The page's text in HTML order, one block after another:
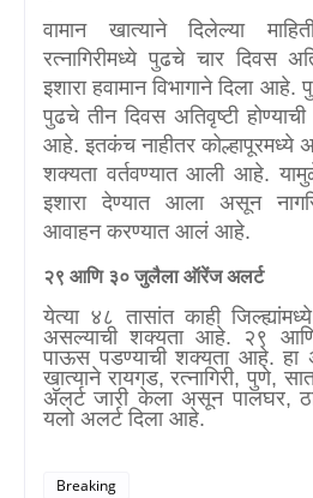
वामान खात्याने दिलेल्या
रत्नागिरीमध्ये पुढचे चार दिवस
इशारा हवामान विभागाने दिला आहे.
पुढचे तीन दिवस अतिवृष्टी
आहे. इतकंच नाहीतर कोल्हापूरमध्ये
शक्यता वर्तवण्यात आली आहे.
इशारा देण्यात आला असून
आवाहन करण्यात आलं आहे.
२९ आणि ३० जुलैला ऑरेंज अलर्ट
येत्या ४८ तासांत काही
असल्याची शक्यता आहे. २९
पाऊस पडण्याची शक्यता आहे. हा
खात्याने रायगड,रत्नागिरी,पुणे,
अ‍ॅलर्ट जारी केला असून पालघर,
यलो अलर्ट दिला आहे.
Breaking